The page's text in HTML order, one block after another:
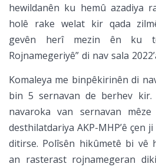
hewildanên ku hemû azadiya
holê rake welat kir qada
gevên herî mezin ên ku
Rojnamegeriyê” di nav sala
Komaleya me binpêkirinên di
bin 5 sernavan de berhev
navaroka van sernavan
desthilatdariya AKP-MHP’ê çen
ditirse. Polîsên hikûmetê bi vê
an rasterast rojnamegeran